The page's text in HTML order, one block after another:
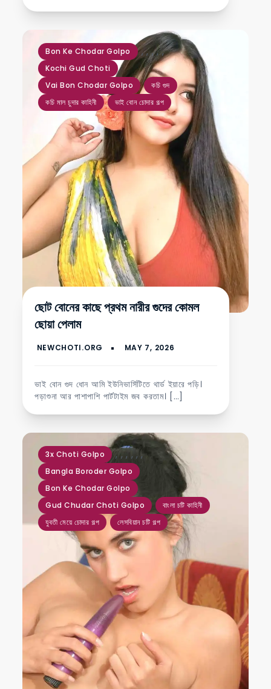
Bon Ke Chodar Golpo ,
Kochi Gud Choti
,
Vai Bon Chodar Golpo
,
কচি গুদ
,
কচি মাল চুদার কাহিনী
,
ভাই বোন চোদার গল্প
ছোট বোনের কাছে প্রথম নারীর গুদের কোমল
ছোয়া পেলাম
ভাই বোন গুদ ধোন আমি ইউনিভার্সিটিতে থার্ড ইয়ারে পড়ি।
পড়াশুনা আর পাশাপাশি পার্টটাইম জব করতাম। […]
3x Choti Golpo ,
Bangla Boroder Golpo
,
Bon Ke Chodar Golpo
,
Gud Chudar Choti Golpo
,
বাংলা চটি কাহিনী
,
যুবতী মেয়ে চোদার গল্প
,
লেসবিয়ান চটি গল্প